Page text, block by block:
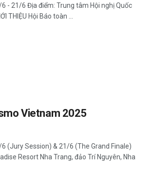
- 21/6 Địa điểm: Trung tâm Hội nghị Quốc
THIỆU Hội Báo toàn ...
Vietnam 2025
(Jury Session) & 21/6 (The Grand Finale)
Resort Nha Trang, đảo Trí Nguyên, Nha